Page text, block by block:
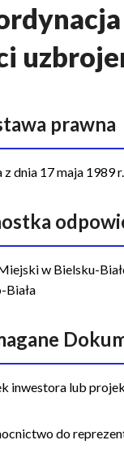
prawna
z dnia 17 maja 1989
w Bielsku-
Biała
inwestora lub
do